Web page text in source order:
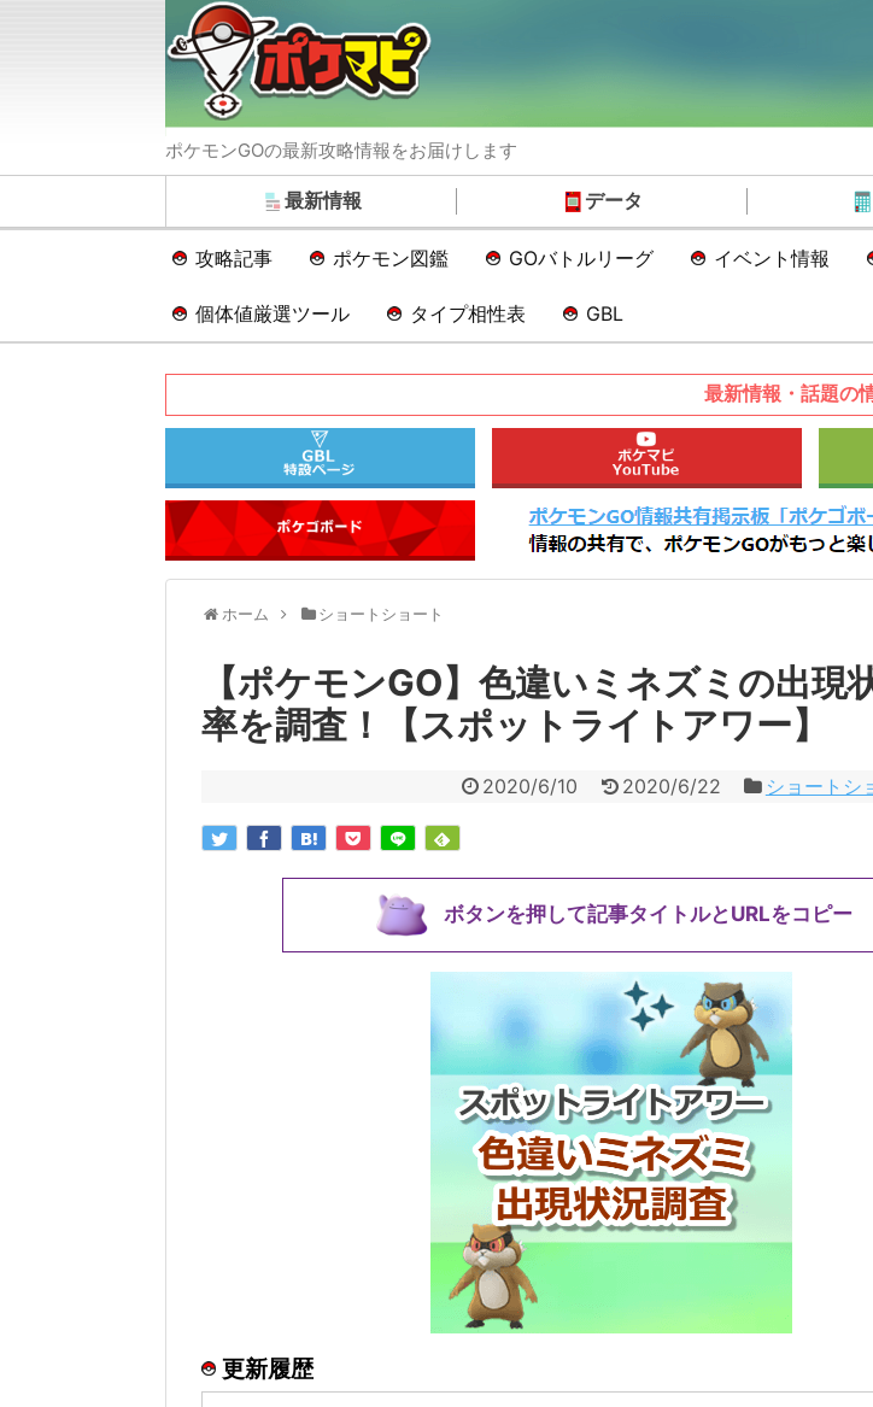
ポケモンGOの最新攻略情報をお届けします
最新情報 データ
攻略記事 ポケモン図鑑 GOバトルリーグ イベント情報
個体値厳選ツール タイプ相性表 GBL
最新情報・話題の
ホーム ショートショート
【ポケモンGO】色違いミネズミの出現
率を調査！【スポットライトアワー】
2020/6/10 2020/6/22 ショートシ
ボタンを押して記事タイトルとURLをコピー
更新履歴